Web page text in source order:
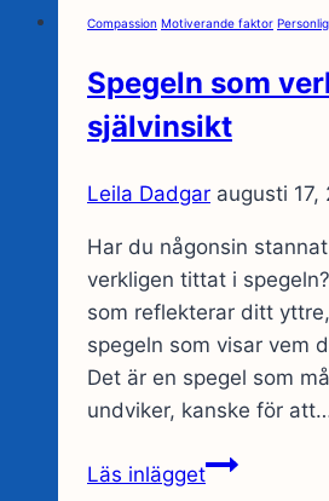
åt
Compassion Motiverande faktor
Spegeln som
självinsikt
Leila Dadgar augusti 17,
Har du någonsin
verkligen tittat i
som reflekterar ditt
spegeln som visar vem
Det är en spegel som
undviker, kanske för
Läs inläggetSpegeln